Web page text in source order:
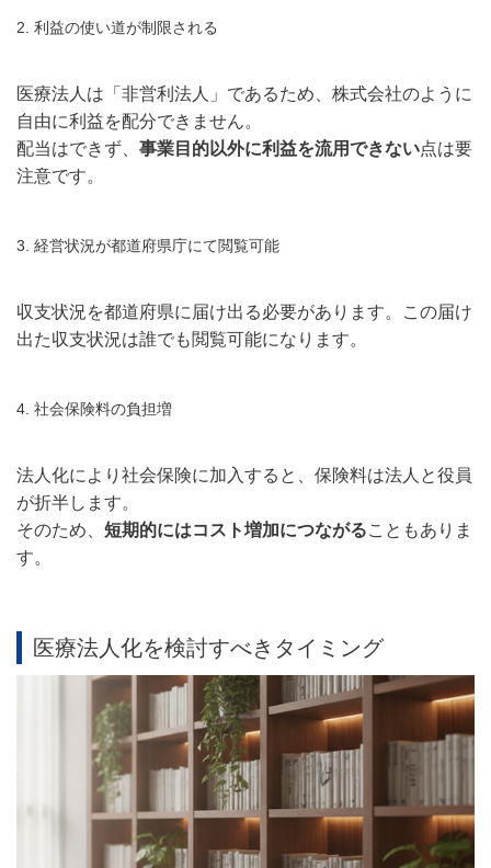
2. 利益の使い道が制限される
医療法人は「非営利法人」であるため、株式会社のように
自由に利益を配分できません。
配当はできず、 事業目的以外に利益を流用できない点は要
注意です。
3. 経営状況が都道府県庁にて閲覧可能
収支状況を都道府県に届け出る必要があります。この届け
出た収支状況は誰でも閲覧可能になります。
4. 社会保険料の負担増
法人化により社会保険に加入すると、保険料は法人と役員
が折半します。
そのため、 短期的にはコスト増加につながることもありま
す。
医療法人化を検討すべきタイミング